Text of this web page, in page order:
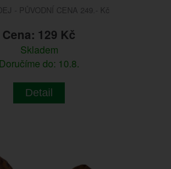
- PŮVODNÍ CENA 249.- Kč
Cena: 129 Kč
Skladem
Doručíme do: 10.8.
Detail